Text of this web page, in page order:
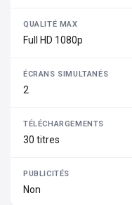
Full HD 1080p
2
30 titres
Non